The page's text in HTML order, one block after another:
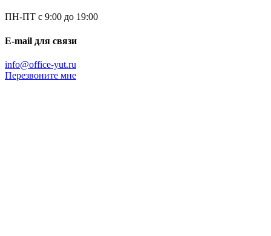
ПН-ПТ с 9:00 до 19:00
E-mail для связи
info@office-yut.ru
Перезвоните мне